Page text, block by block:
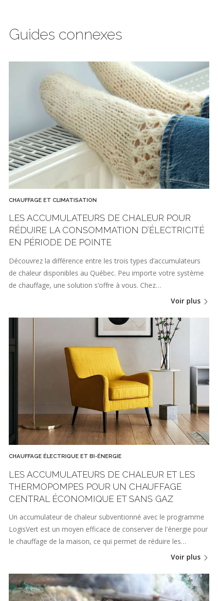
Guides connexes
CHAUFFAGE ET CLIMATISATION
LES ACCUMULATEURS DE CHALEUR POUR
RÉDUIRE LA CONSOMMATION D’ÉLECTRICITÉ
EN PÉRIODE DE POINTE
Découvrez la différence entre les trois types d’accumulateurs
de chaleur disponibles au Québec. Peu importe votre système
de chauffage, une solution s’offre à vous. Chez…
Voir plus
CHAUFFAGE ÉLECTRIQUE ET BI-ÉNERGIE
LES ACCUMULATEURS DE CHALEUR ET LES
THERMOPOMPES POUR UN CHAUFFAGE
CENTRAL ÉCONOMIQUE ET SANS GAZ
Un accumulateur de chaleur subventionné avec le programme
LogisVert est un moyen efficace de conserver de l'énergie pour
le chauffage de la maison, ce qui permet de réduire les…
Voir plus